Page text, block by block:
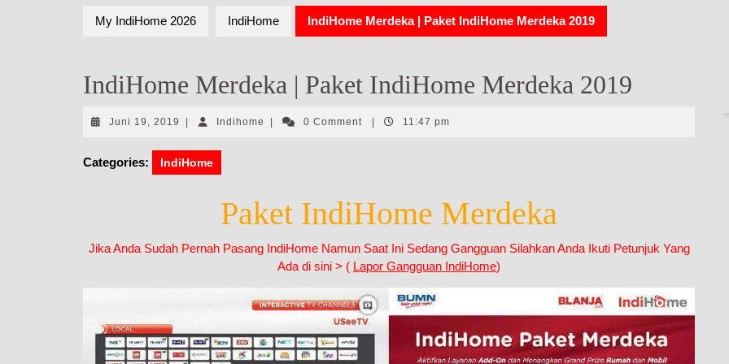
My IndiHome 2026 IndiHome IndiHome Merdeka | Paket IndiHome Merdeka 2019
IndiHome Merdeka | Paket IndiHome Merdeka 2019
Juni 19, 2019 Juni
2019
Indihome Indihome0 Comment 11:47 pm
Categories: IndiHome
Paket IndiHome Merdeka
Jika Anda Sudah Pernah Pasang IndiHome Namun Saat Ini Sedang Gangguan Silahkan Anda Ikuti Petunjuk Yang
Ada di sini > ( Lapor Gangguan IndiHome)